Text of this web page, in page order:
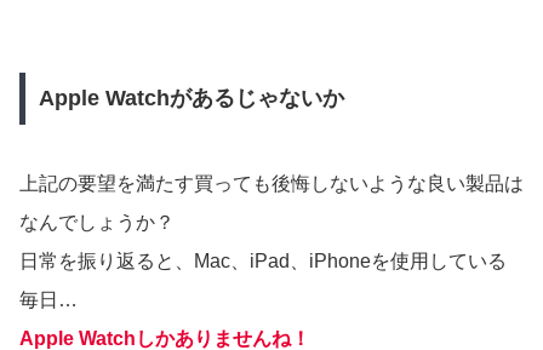
Apple Watchがあるじゃないか
上記の要望を満たす買っても後悔しないような良い製品は
なんでしょうか？
日常を振り返ると、Mac、iPad、iPhoneを使用している
毎日…
Apple Watchしかありませんね！